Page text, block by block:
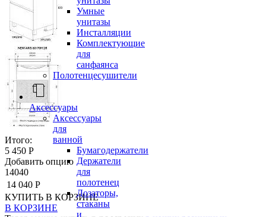
Умные
унитазы
Инсталляции
Комплектующие
для
санфаянса
Полотенцесушители
Аксессуары
Аксессуары
для
ванной
Бумагодержатели
Держатели
для
полотенец
Дозаторы,
стаканы
и
Итого:
5 450 Р
Добавить опцию
14040
14 040 Р
КУПИТЬ В КОРЗИНЕ
В КОРЗИНЕ